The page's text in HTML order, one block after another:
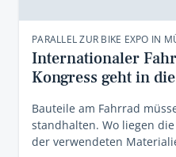
PARALLEL ZUR BIKE EXPO IN
Internationaler
Kongress geht in
Bauteile am Fahrrad
standhalten. Wo liegen
der verwendeten